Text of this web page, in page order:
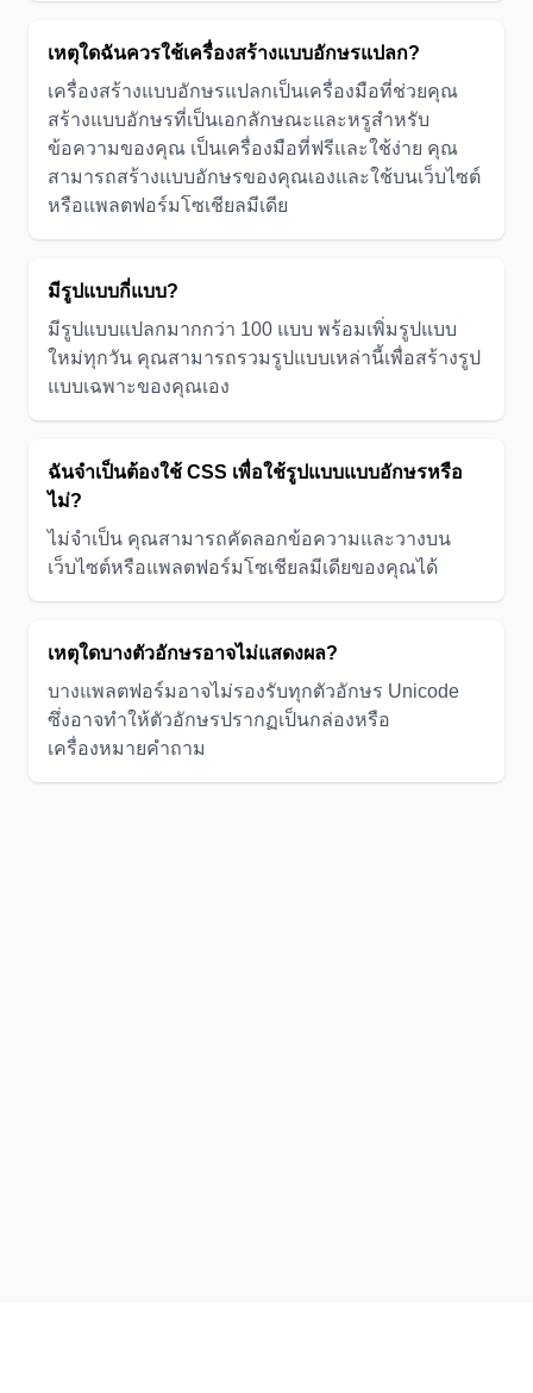
เหตุใดฉันควรใช้เครื่องสร้างแบบอักษรแปลก?
เครื่องสร้างแบบอักษรแปลกเป็นเครื่องมือที่ช่วยคุณ
สร้างแบบอักษรที่เป็นเอกลักษณะและหรูสำหรับ
ข้อความของคุณ เป็นเครื่องมือที่ฟรีและใช้ง่าย คุณ
สามารถสร้างแบบอักษรของคุณเองและใช้บนเว็บไซต์
หรือแพลตฟอร์มโซเชียลมีเดีย
มีรูปแบบกี่แบบ?
มีรูปแบบแปลกมากกว่า 100 แบบ พร้อมเพิ่มรูปแบบ
ใหม่ทุกวัน คุณสามารถรวมรูปแบบเหล่านี้เพื่อสร้างรูป
แบบเฉพาะของคุณเอง
ฉันจำเป็นต้องใช้ CSS เพื่อใช้รูปแบบแบบอักษรหรือ
ไม่?
ไม่จำเป็น คุณสามารถคัดลอกข้อความและวางบน
เว็บไซต์หรือแพลตฟอร์มโซเชียลมีเดียของคุณได้
เหตุใดบางตัวอักษรอาจไม่แสดงผล?
บางแพลตฟอร์มอาจไม่รองรับทุกตัวอักษร Unicode
ซึ่งอาจทำให้ตัวอักษรปรากฏเป็นกล่องหรือ
เครื่องหมายคำถาม